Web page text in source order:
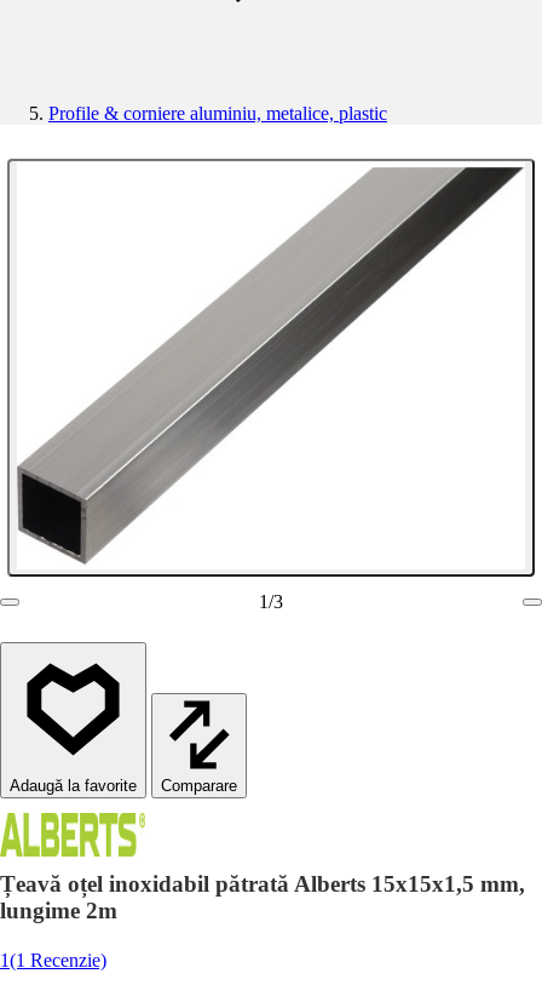
Profile & corniere aluminiu, metalice, plastic
1/3
Comparare
Țeavă oțel inoxidabil pătrată Alberts 15x15x1,5 mm,
lungime 2m
1(1 Recenzie)